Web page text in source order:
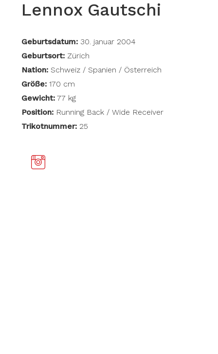
Lennox Gautschi
Geburtsdatum: 30. januar 2004
Geburtsort: Zürich
Nation: Schweiz / Spanien / Österreich
Größe:170 cm
Gewicht:77 kg
Position: Running Back / Wide Receiver
Trikotnummer: 25